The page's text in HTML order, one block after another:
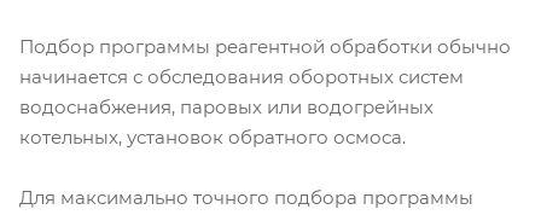
Подбор программы реагентной обработки обычно
начинается с обследования оборотных систем
водоснабжения, паровых или водогрейных
котельных, установок обратного осмоса.
Для максимально точного подбора программы